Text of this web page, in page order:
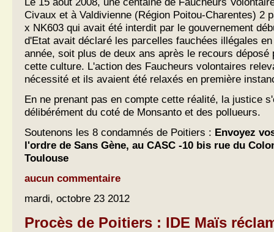
Civaux et à Valdivienne (Région Poitou-Charentes) 2
x NK603 qui avait été interdit par le gouvernement
d'Etat avait déclaré les parcelles fauchées illégales
année, soit plus de deux ans après le recours déposé
cette culture. L'action des Faucheurs volontaires
nécessité et ils avaient été relaxés en première
En ne prenant pas en compte cette réalité, la justice
délibérément du coté de Monsanto et des pollueurs.
Soutenons les 8 condamnés de Poitiers : Envoyez
l'ordre de Sans Gène, au CASC -10 bis rue du
Toulouse
aucun commentaire
mardi, octobre 23 2012
Procès de Poitiers : IDE Maïs